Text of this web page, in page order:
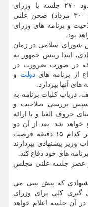
مجامع استانی مجلس، که در قالب حدود ۲۷۰ جلسه با وزرای
و برنامه های وزرای
بود.
مجلس شورای اسلامی در زمان
ابتدا رییس جمهور به
که در صورت ضرورت در
از برنامه هایدولت و
آنها بپردازد.
و ۵ نماینده مخالف، درباب کلیات برنامه به
سپس بررسی صلاحیت و
حروف الفبا و با ارائه
شد. بعد از آن دو
نماینده موافق و دو نماینده مخالف که هر کدام ۱۵ دقیقه فرصت
وزیر پیشنهادی بپردازند
و عصر جلسه علنی مجلس
که پیش بینی می
رأی گیری کلی برای وزرای
آن جلسه اعلام خواهد